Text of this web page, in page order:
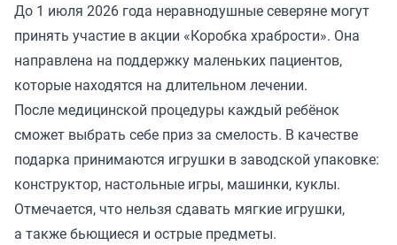
До 1 июля 2026 года неравнодушные северяне могут
принять участие в акции «Коробка храбрости». Она
направлена на поддержку маленьких пациентов,
которые находятся на длительном лечении.
После медицинской процедуры каждый ребёнок
сможет выбрать себе приз за смелость. В качестве
подарка принимаются игрушки в заводской упаковке:
конструктор, настольные игры, машинки, куклы.
Отмечается, что нельзя сдавать мягкие игрушки,
а также бьющиеся и острые предметы.